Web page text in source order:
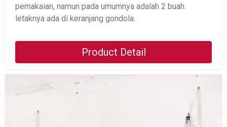
pemakaian, namun pada umumnya adalah 2 buah.
letaknya ada di keranjang gondola.
Product Detail